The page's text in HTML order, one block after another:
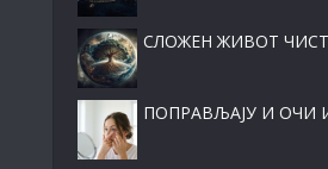
СЛОЖЕН ЖИВОТ
ПОПРАВЉАЈУ И ОЧИ